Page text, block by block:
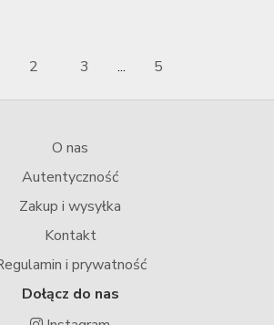
2 3 ... 5
O nas
Autentyczność
Zakup i wysyłka
Kontakt
i prywatność
Dołącz do nas